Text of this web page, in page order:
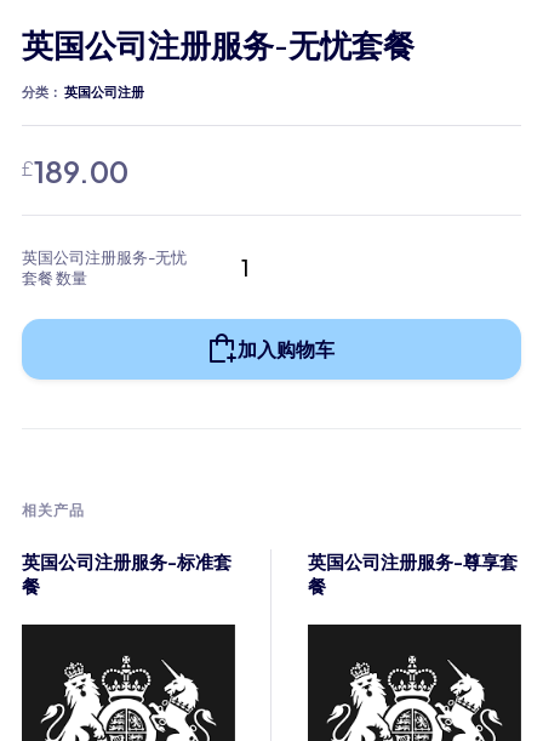
英国公司注册服务-无忧套餐
£189.00
英国公司注册服务-无忧
套餐 数量
加入购物车
分类： 英国公司注册
相关产品
英国公司注册服务-标准套
餐
英国公司注册服务-尊享套
餐